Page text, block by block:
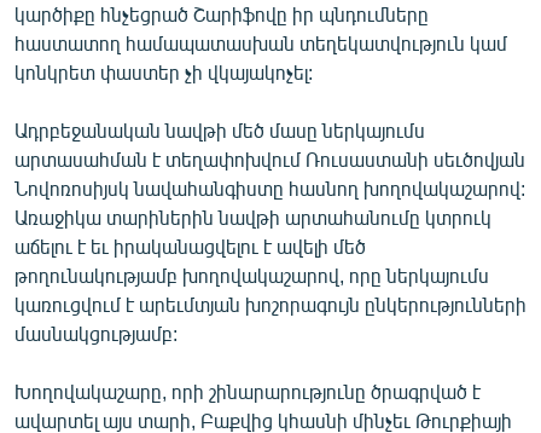
կարծիքը հնչեցրած Շարիֆովը իր պնդումները
հաստատող համապատասխան տեղեկատվություն կամ
կոնկրետ փաստեր չի վկայակոչել:
Ադրբեջանական նավթի մեծ մասը ներկայումս
արտասահման է տեղափոխվում Ռուսաստանի սեւծովյան
Նովոռոսիյսկ նավահանգիստը հասնող խողովակաշարով:
Առաջիկա տարիներին նավթի արտահանումը կտրուկ
աճելու է եւ իրականացվելու է ավելի մեծ
թողունակությամբ խողովակաշարով, որը ներկայումս
կառուցվում է արեւմտյան խոշորագույն ընկերությունների
մասնակցությամբ:
Խողովակաշարը, որի շինարարությունը ծրագրված է
ավարտել այս տարի, Բաքվից կհասնի մինչեւ Թուրքիայի